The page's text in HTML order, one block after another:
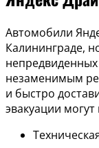
Автомобили
Калининграде,
непредвиденных
незаменимым
и быстро
эвакуации